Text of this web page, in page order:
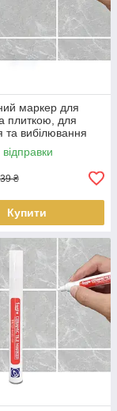
маркер для
плиткою, для
та вибілювання
швів 2-3 мм Білий
₴
Купити